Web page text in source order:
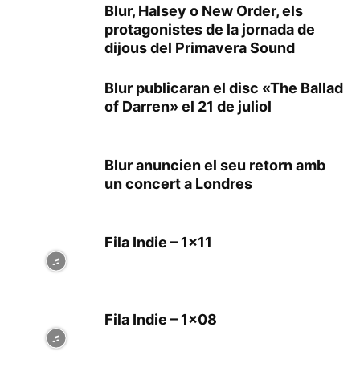
Blur, Halsey o New Order, els
protagonistes de la jornada de
dijous del Primavera Sound
Blur publicaran el disc «The Ballad
of Darren» el 21 de juliol
Blur anuncien el seu retorn amb
un concert a Londres
Fila Indie – 1×11
Fila Indie – 1×08